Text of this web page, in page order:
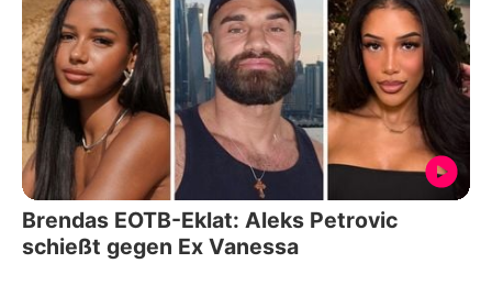
Brendas EOTB-Eklat: Aleks Petrovic
schießt gegen Ex Vanessa